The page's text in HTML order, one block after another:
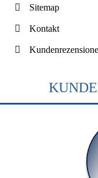
Sitemap
Kontakt